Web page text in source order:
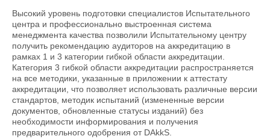
Высокий уровень подготовки специалистов Испытательного
центра и профессионально выстроенная система
менеджмента качества позволили Испытательному центру
получить рекомендацию аудиторов на аккредитацию в
рамках 1 и 3 категории гибкой области аккредитации.
Категория 3 гибкой области аккредитации распространяется
на все методики, указанные в приложении к аттестату
аккредитации, что позволяет использовать различные версии
стандартов, методик испытаний (измененные версии
документов, обновленные статусы изданий) без
необходимости информирования и получения
предварительного одобрения от DAkkS.